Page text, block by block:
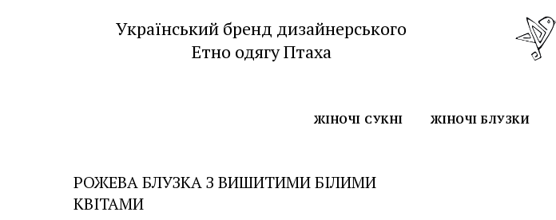
Український бренд дизайнерського
Етно одягу Птаха
ЖІНОЧІ СУКНІ ЖІНОЧІ БЛУЗКИ
РОЖЕВА БЛУЗКА З ВИШИТИМИ БІЛИМИ
КВІТАМИ